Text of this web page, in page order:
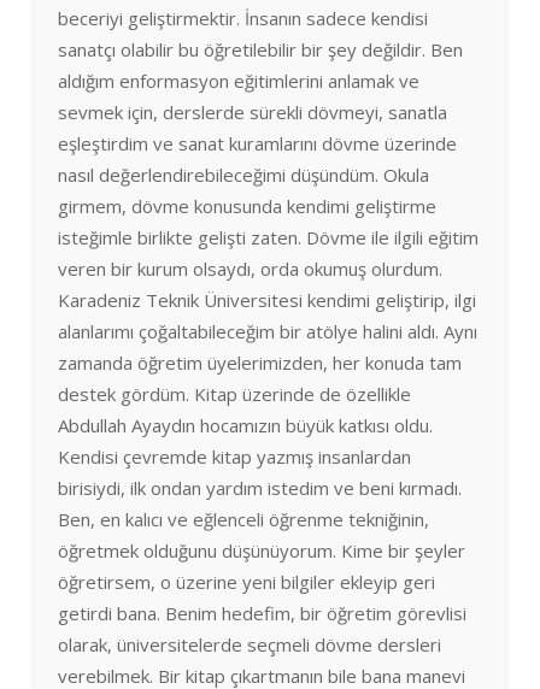
beceriyi geliştirmektir. İnsanın sadece kendisi
sanatçı olabilir bu öğretilebilir bir şey değildir. Ben
aldığım enformasyon eğitimlerini anlamak ve
sevmek için, derslerde sürekli dövmeyi, sanatla
eşleştirdim ve sanat kuramlarını dövme üzerinde
nasıl değerlendirebileceğimi düşündüm. Okula
girmem, dövme konusunda kendimi geliştirme
isteğimle birlikte gelişti zaten. Dövme ile ilgili eğitim
veren bir kurum olsaydı, orda okumuş olurdum.
Karadeniz Teknik Üniversitesi kendimi geliştirip, ilgi
alanlarımı çoğaltabileceğim bir atölye halini aldı. Aynı
zamanda öğretim üyelerimizden, her konuda tam
destek gördüm. Kitap üzerinde de özellikle
Abdullah Ayaydın hocamızın büyük katkısı oldu.
Kendisi çevremde kitap yazmış insanlardan
birisiydi, ilk ondan yardım istedim ve beni kırmadı.
Ben, en kalıcı ve eğlenceli öğrenme tekniğinin,
öğretmek olduğunu düşünüyorum. Kime bir şeyler
öğretirsem, o üzerine yeni bilgiler ekleyip geri
getirdi bana. Benim hedefim, bir öğretim görevlisi
olarak, üniversitelerde seçmeli dövme dersleri
verebilmek. Bir kitap çıkartmanın bile bana manevi